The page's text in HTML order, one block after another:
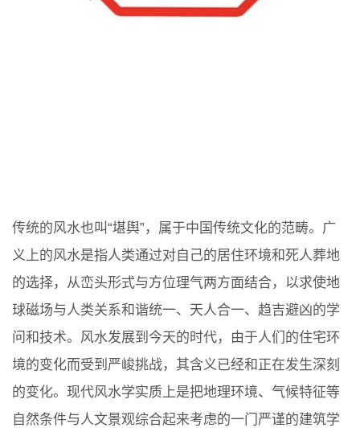
传统的风水也叫“堪舆”，属于中国传统文化的范畴。广
义上的风水是指人类通过对自己的居住环境和死人葬地
的选择，从峦头形式与方位理气两方面结合，以求使地
球磁场与人类关系和谐统一、天人合一、趋吉避凶的学
问和技术。风水发展到今天的时代，由于人们的住宅环
境的变化而受到严峻挑战，其含义已经和正在发生深刻
的变化。现代风水学实质上是把地理环境、气候特征等
自然条件与人文景观综合起来考虑的一门严谨的建筑学